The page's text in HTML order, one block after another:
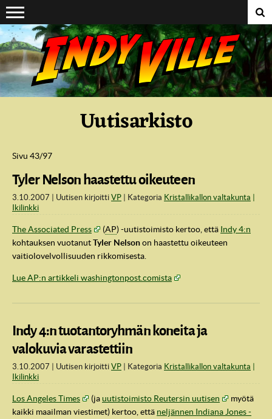
Suoraan sisältöön
Uutisarkisto
Sivu 43/97
Tyler Nelson haastettu oikeuteen
3.10.2007 Uutisen kirjoitti VP Kategoria Kristallikallon valtakunta
Ikilinkki
The Associated Press (AP) -uutistoimisto kertoo, että Indy 4:n
kohtauksen vuotanutTyler Nelsonon haastettu oikeuteen
vaitiolovelvollisuuden rikkomisesta.
Lue AP:n artikkeli washingtonpost.comista
Indy 4:n tuotantoryhmän koneita ja
valokuvia varastettiin
3.10.2007 Uutisen kirjoitti VP Kategoria Kristallikallon valtakunta
Ikilinkki
Los Angeles Times (jauutistoimisto Reutersin uutisen
myötä
kaikki maailman viestimet) kertoo, että neljännen Indiana Jones -